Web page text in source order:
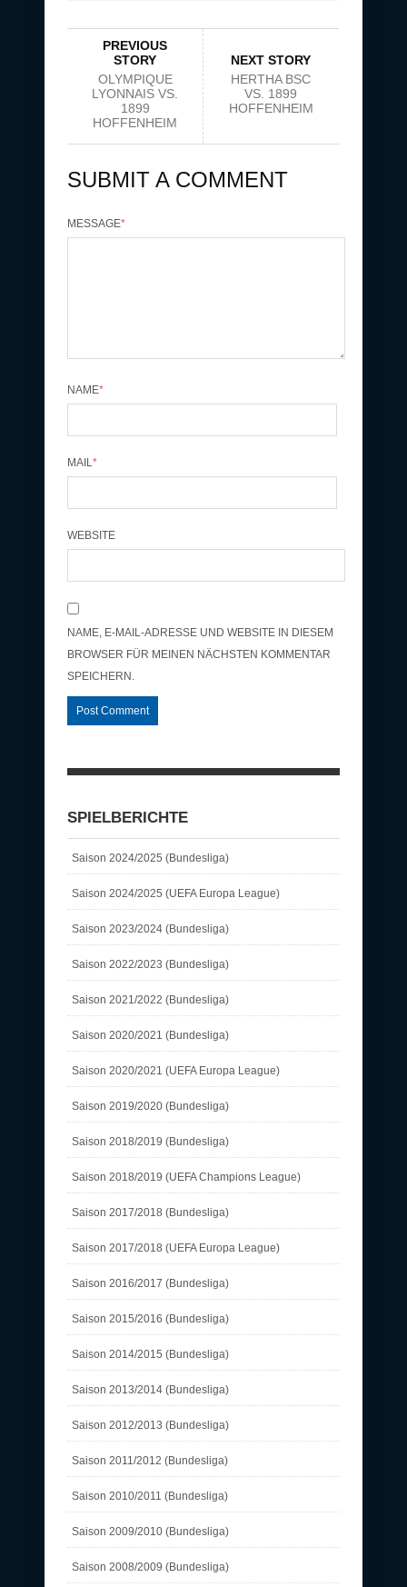
PREVIOUS
STORY
OLYMPIQUE
LYONNAIS VS.
1899
HOFFENHEIM
NEXT STORY
HERTHA BSC
VS. 1899
HOFFENHEIM
SUBMIT A COMMENT
MESSAGE*
NAME*
MAIL*
WEBSITE
NAME, E-MAIL-ADRESSE UND WEBSITE IN DIESEM
BROWSER FÜR MEINEN NÄCHSTEN KOMMENTAR
SPEICHERN.
SPIELBERICHTE
Saison 2024/2025 (Bundesliga)
Saison 2024/2025 (UEFA Europa League)
Saison 2023/2024 (Bundesliga)
Saison 2022/2023 (Bundesliga)
Saison 2021/2022 (Bundesliga)
Saison 2020/2021 (Bundesliga)
Saison 2020/2021 (UEFA Europa League)
Saison 2019/2020 (Bundesliga)
Saison 2018/2019 (Bundesliga)
Saison 2018/2019 (UEFA Champions League)
Saison 2017/2018 (Bundesliga)
Saison 2017/2018 (UEFA Europa League)
Saison 2016/2017 (Bundesliga)
Saison 2015/2016 (Bundesliga)
Saison 2014/2015 (Bundesliga)
Saison 2013/2014 (Bundesliga)
Saison 2012/2013 (Bundesliga)
Saison 2011/2012 (Bundesliga)
Saison 2010/2011 (Bundesliga)
Saison 2009/2010 (Bundesliga)
Saison 2008/2009 (Bundesliga)